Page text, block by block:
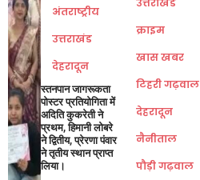
अंतराष्ट्रीय
उत्तराखंड
देहरादून
स्तनपान जागरूकता
पोस्टर प्रतियोगिता में
अदिति कुकरेती ने
प्रथम, हिमानी लोबरे
ने द्वितीय, प्रेरणा पंवार
ने तृतीय स्थान प्राप्त
लिया।
क्राइम
खास खबर
टिहरी गढ़वाल
देहरादून
नैनीताल
पौड़ी गढ़वाल